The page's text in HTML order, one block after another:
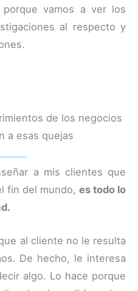
vamos a ver los
al respecto y
de los negocios
a esas quejas
a mis clientes que
fin del mundo, es todo lo
al cliente no le resulta
De hecho, le interesa
algo. Lo hace porque